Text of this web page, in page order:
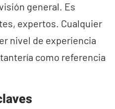
general. Es
expertos. Cualquier
nivel de experiencia
como referencia